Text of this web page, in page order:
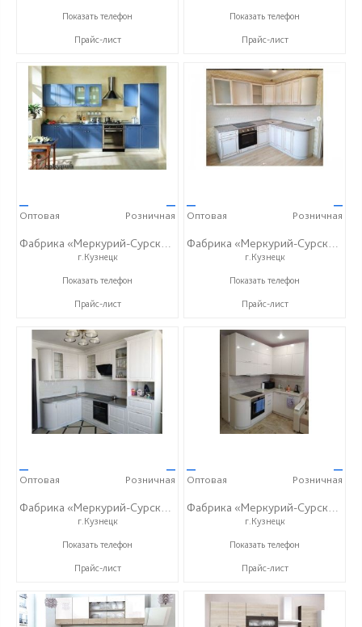
+7 (800) 222-93-90
Показать телефон
Прайс-лист
+7 (800) 222-93-90
Показать телефон
Прайс-лист
—
Оптовая
—
Розничная
Фабрика «Меркурий-Сурский»
г.Кузнецк
+7 (8415) 73-05-06
Показать телефон
Прайс-лист
—
Оптовая
—
Розничная
Фабрика «Меркурий-Сурский»
г.Кузнецк
+7 (8415) 73-05-06
Показать телефон
Прайс-лист
—
Оптовая
—
Розничная
Фабрика «Меркурий-Сурский»
г.Кузнецк
+7 (8415) 73-05-06
Показать телефон
Прайс-лист
—
Оптовая
—
Розничная
Фабрика «Меркурий-Сурский»
г.Кузнецк
+7 (8415) 73-05-06
Показать телефон
Прайс-лист